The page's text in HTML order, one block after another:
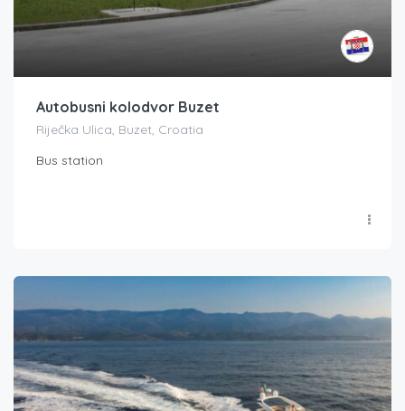
Autobusni kolodvor Buzet
Riječka Ulica, Buzet, Croatia
Bus station